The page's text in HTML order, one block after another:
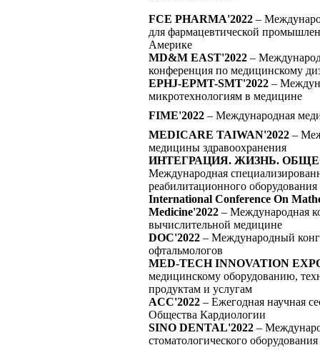
FCE PHARMA'2022 –
для фармацевтической
Америке
MD&M EAST'2022 –
конференция по медицинскому
EPHJ-EPMT-SMT'2022 –
микротехнологиям в медицине
FIME'2022 – Международная
MEDICARE TAIWAN'2022 –
медицины здравоохранения
ИНТЕГРАЦИЯ. ЖИЗНЬ.
Международная
реабилитационного
International Conference On
Medicine'2022 – Международная
вычислительной медицине
DOC'2022 – Международный
офтальмологов
MED-TECH INNOVATION
медицинскому оборудованию,
продуктам и услугам
ACC'2022 – Ежегодная научная
Общества Кардиологии
SINO DENTAL'2022 –
стоматологического